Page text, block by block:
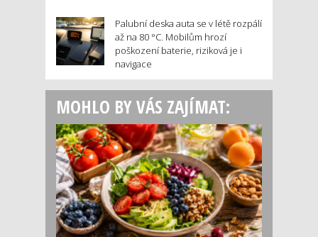
Palubní deska auta se v létě rozpálí
až na 80 °C. Mobilům hrozí
poškození baterie, riziková je i
navigace
MOHLO BY VÁS ZAJÍMAT: